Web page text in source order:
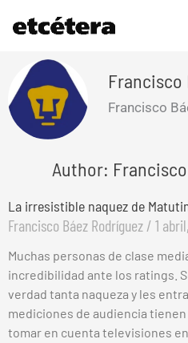
contenido
Francisco
Francisco
Author:
La irresistible naquez de
Francisco Báez Rodríguez 1
Muchas personas de clase
incredibilidad ante los ratings.
verdad tanta naqueza y les
mediciones de audiencia
tomar en cuenta televisiones